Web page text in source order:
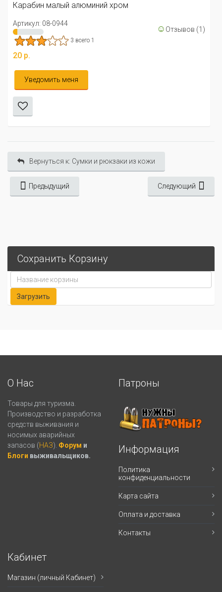
малый алюминий хром
08-0944
Отзывов (1)
3 всего 1
меня
Вернуться к: Сумки и рюкзаки из кожи
Предыдущий Следующий
Сохранить Корзину
О Нас
Товары для туризма.
Производство и разработка
средств выживания и
носимых аварийных
запасов (НАЗ). Форум и
Блоги выживальщиков.
Патроны
Информация
Политика
конфиденциальности
Карта сайта
Оплата и доставка
Контакты
Кабинет
Магазин (личный Кабинет)